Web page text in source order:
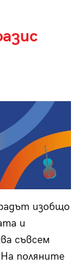
изобщо
и
съвсем
поляните